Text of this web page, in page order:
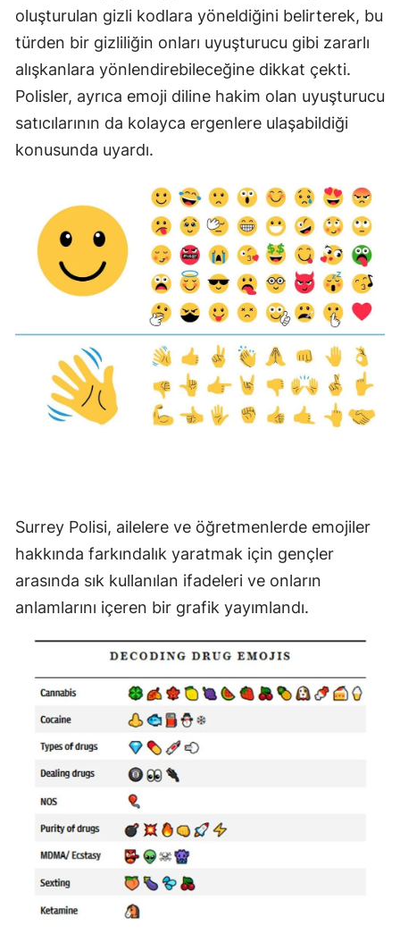
İzmir
Kars
Kastamonu
Kayseri
Kırşehir
Kocaeli
Konya
Kütahya
Malatya
Manisa
Kahramanmaraş
Muş
Nevşehir
Sakarya
oluşturulan gizli kodlara yöneldiğini belirterek, bu
türden bir gizliliğin onları uyuşturucu gibi zararlı
alışkanlara yönlendirebileceğine dikkat çekti.
Polisler, ayrıca emoji diline hakim olan uyuşturucu
satıcılarının da kolayca ergenlere ulaşabildiği
konusunda uyardı.
Surrey Polisi, ailelere ve öğretmenlerde emojiler
hakkında farkındalık yaratmak için gençler
arasında sık kullanılan ifadeleri ve onların
anlamlarını içeren bir grafik yayımlandı.